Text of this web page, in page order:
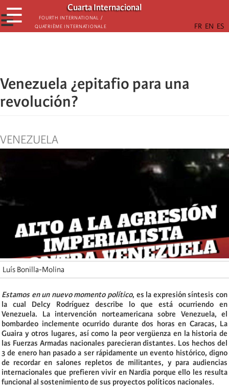
Skip
to
main
Cuarta Internacional
Fourth International /
Quatrième internationale
☰
☰
Venezuela ¿epitafio para una
revolución?
VENEZUELA
Luís Bonilla-Molina
Estamos en un nuevo momento político, es la expresión síntesis con
la cual Delcy Rodríguez describe lo que está ocurriendo en
Venezuela. La intervención norteamericana sobre Venezuela, el
bombardeo inclemente ocurrido durante dos horas en Caracas, La
Guaira y otros lugares, así como la peor vergüenza en la historia de
las Fuerzas Armadas nacionales parecieran distantes. Los hechos del
3 de enero han pasado a ser rápidamente un evento histórico, digno
de recordar en salones repletos de militantes, y para audiencias
internacionales que prefieren vivir en Nardia porque ello les resulta
funcional al sostenimiento de sus proyectos políticos nacionales.